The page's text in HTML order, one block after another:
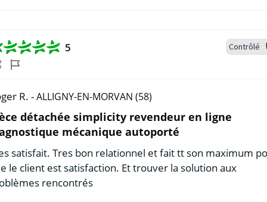
5 Contrôlé
R. -ALLIGNY-EN-MORVAN (58)
détachée simplicity revendeur en ligne
mécanique autoporté
satisfait. Tres bon relationnel et fait tt son maximum
le client est satisfaction. Et trouver la solution aux
rencontrés